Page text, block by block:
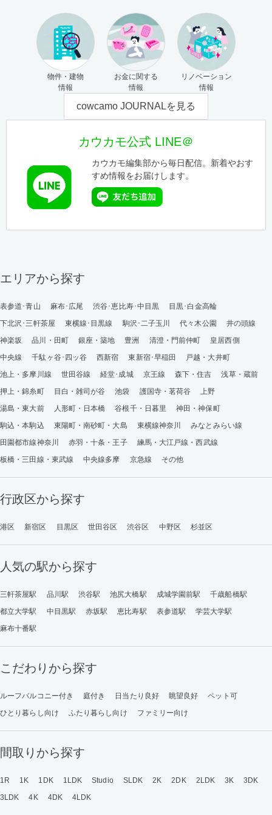
物件・建物
情報
お金に関する
情報
リノベーション
情報
cowcamo JOURNALを見る
カウカモ公式 LINE＠
カウカモ編集部から毎日配信。新着やおす
すめ情報をお届けします。
エリアから探す
表参道･青山 麻布･広尾 渋谷･恵比寿･中目黒
目黒･白金高輪
下北沢･三軒茶屋
東横線･目黒線 駒沢･二子玉川 代々木公園
井の頭線
神楽坂
品川・田町 銀座・築地 豊洲 清澄・門前仲町
皇居西側
中央線
千駄ヶ谷･四ッ谷 西新宿 東新宿･早稲田
戸越・大井町
池上・多摩川線
世田谷線 経堂･成城 京王線 森下・住吉
浅草・蔵前
押上・錦糸町
目白・雑司が谷 池袋 護国寺・茗荷谷
上野
湯島・東大前
人形町・日本橋 谷根千・日暮里
神田・神保町
駒込・本駒込
東陽町・南砂町・大島 東横線神奈川
みなとみらい線
田園都市線神奈川
赤羽・十条・王子
練馬・大江戸線・西武線
板橋・三田線・東武線
中央線多摩 京急線 その他
行政区から探す
港区 新宿区 目黒区 世田谷区 渋谷区 中野区 杉並区
人気の駅から探す
三軒茶屋駅 品川駅 渋谷駅 池尻大橋駅 成城学園前駅
千歳船橋駅
都立大学駅
中目黒駅 赤坂駅 恵比寿駅 表参道駅
学芸大学駅
麻布十番駅
こだわりから探す
ルーフバルコニー付き 庭付き 日当たり良好 眺望良好
ペット可
ひとり暮らし向け
ふたり暮らし向け ファミリー向け
間取りから探す
1R 1K 1DK 1LDK Studio SLDK 2K 2DK 2LDK 3K
3DK
3LDK
4K 4DK 4LDK